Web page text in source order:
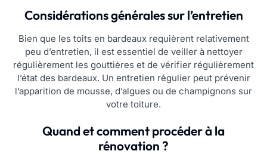
Considérations générales sur l’entretien
Bien que les toits en bardeaux requièrent relativement
peu d’entretien, il est essentiel de veiller à nettoyer
régulièrement les gouttières et de vérifier régulièrement
l’état des bardeaux. Un entretien régulier peut prévenir
l’apparition de mousse, d’algues ou de champignons sur
votre toiture.
Quand et comment procéder à la
rénovation ?